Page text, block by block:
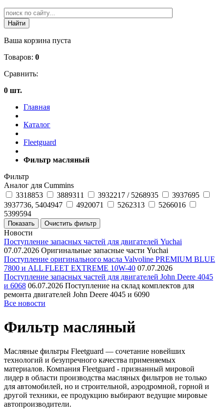
Ваша корзина пуста
Товаров: 0
Сравнить:
0 шт.
Главная
Каталог
Fleetguard
Фильтр масляный
Фильтр
Аналог для Cummins
3318853
3889311 3932217 / 5268935
3937695
3937736, 5404947
4920071 5262313
5266016
5399594
Новости
Поступление запасных частей для двигателей Yuchai
07.07.2026 Оригинальные запасные части Yuchai
Поступление оригинального масла Valvoline PREMIUM BLUE
7800 и ALL FLEET EXTREME 10W-40 07.07.2026
Поступление запасных частей для двигателей John Deere 4045
и 6068 06.07.2026 Поступление на склад комплектов для
ремонта двигателей John Deere 4045 и 6090
Все новости
Фильтр масляный
Масляные фильтры Fleetguard — сочетание новейших
технологий и безупречного качества применяемых
материалов. Компания Fleetguard - признанный мировой
лидер в области производства масляных фильтров не только
для автомобилей, но и строительной, аэродромной, горной и
другой техники, ее продукцию выбирают ведущие мировые
автопроизводители.